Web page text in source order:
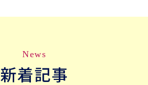
News
新着記事